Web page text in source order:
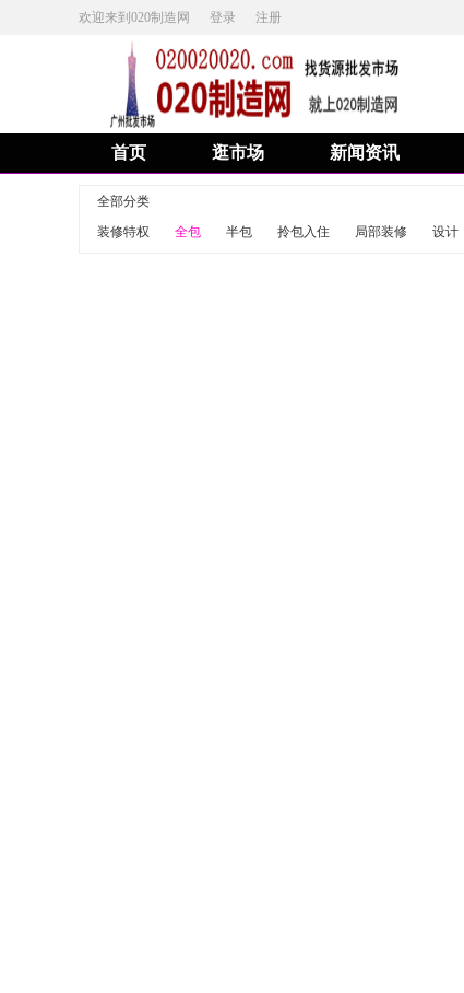
欢迎来到020制造网 登录 注册
首页 逛市场 新闻资讯
全部分类
装修特权
全包 半包 拎包入住 局部装修 设计